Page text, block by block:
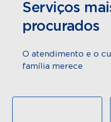
Serviços
procurados
O atendimento e o
família merece